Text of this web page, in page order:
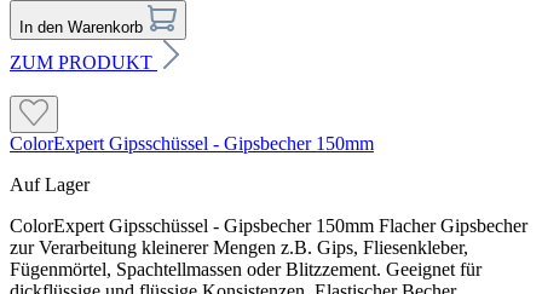
In den Warenkorb
ZUM PRODUKT
ColorExpert Gipsschüssel - Gipsbecher 150mm
Auf Lager
ColorExpert Gipsschüssel - Gipsbecher 150mm Flacher Gipsbecher
zur Verarbeitung kleinerer Mengen z.B. Gips, Fliesenkleber,
Fügenmörtel, Spachtellmassen oder Blitzzement. Geeignet für